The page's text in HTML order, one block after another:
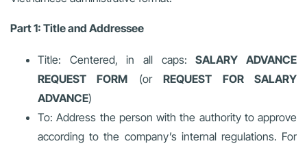
Part 1: Title and Addressee
Title: Centered, in all caps:SALARY ADVANCE
REQUEST FORM (orREQUEST FOR SALARY
ADVANCE)
To: Address the person with the authority to approve
according to the company’s internal regulations. For